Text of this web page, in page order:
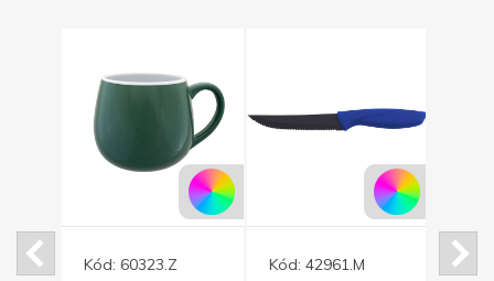
Kód: 60323.Z
Kód: 42961.M
Kód: